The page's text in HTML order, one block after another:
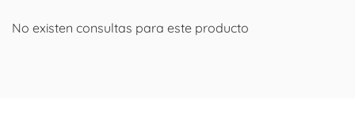
No existen consultas para este producto